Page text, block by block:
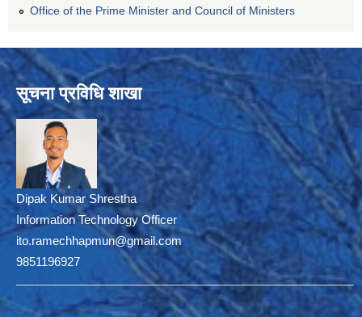
Office of the Prime Minister and Council of Ministers
सूचना प्रविधि शाखा
Dipak Kumar Shrestha
Information Technology Officer
ito.ramechhapmun@gmail.com
9851196927